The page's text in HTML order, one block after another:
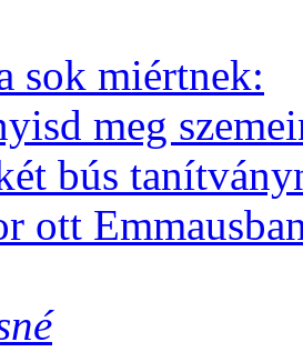
sok miértnek:
meg
bús
ott